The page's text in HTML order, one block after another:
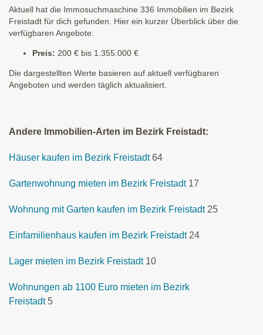
Aktuell hat die Immosuchmaschine 336 Immobilien im Bezirk
Freistadt für dich gefunden. Hier ein kurzer Überblick über die
verfügbaren Angebote:
Preis: 200 € bis 1.355.000 €
Die dargestellten Werte basieren auf aktuell verfügbaren
Angeboten und werden täglich aktualisiert.
Andere Immobilien-Arten im Bezirk Freistadt:
Häuser kaufen im Bezirk Freistadt 64
Gartenwohnung mieten im Bezirk Freistadt 17
Wohnung mit Garten kaufen im Bezirk Freistadt 25
Einfamilienhaus kaufen im Bezirk Freistadt 24
Lager mieten im Bezirk Freistadt 10
Wohnungen ab 1100 Euro mieten im Bezirk
Freistadt 5